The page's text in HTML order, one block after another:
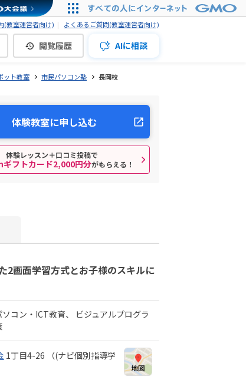
(教室運営者向け) よくあるご質問(教室運営者向け)
閲覧履歴 AIに相談
ット教室 市民パソコン塾 長岡校
体験教室に申し込む
体験レッスン＋口コミ投稿で
フトカード2,000円分がもらえる！
2画面学習方式とお子様のスキルに
ソコン・ICT教育
ビジュアルプログラ
1丁目4-26 （(ナビ個別指導学